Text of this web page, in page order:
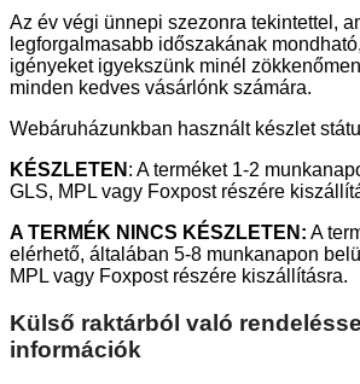
Az év végi ünnepi szezonra tekintettel,
legforgalmasabb időszakának
igényeket igyekszünk minél
minden kedves vásárlónk számára.
Webáruházunkban használt készlet
KÉSZLETEN : A terméket 1-2
GLS, MPL vagy Foxpost részére
A TERMÉK NINCS KÉSZLETEN: A
elérhető, általában 5-8 munkanapon
MPL vagy Foxpost részére kiszállításra.
Külső raktárból való
információk